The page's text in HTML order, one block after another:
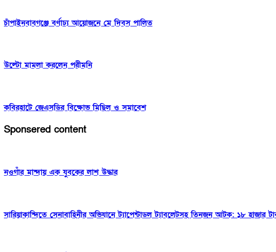
চাঁপাইনবাবগঞ্জে বর্ণাঢ্য আয়োজনে মে দিবস পালিত
উল্টো মামলা করলেন পরীমনি
কবিরহাটে জেএসডির বিক্ষোভ মিছিল ও সমাবেশ
Sponsered content
নওগাঁর মান্দায় এক যুবকের লাশ উদ্ধার
সারিয়াকান্দিতে সেনাবাহিনীর অভিযানে ট্যাপেন্টাডল ট্যাবলেটসহ তিনজন আটক: ১৮